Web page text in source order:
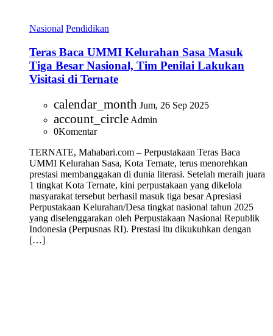
Nasional Pendidikan
Teras Baca UMMI Kelurahan Sasa Masuk
Tiga Besar Nasional, Tim Penilai Lakukan
Visitasi di Ternate
calendar_month Jum, 26 Sep 2025
account_circle Admin
0Komentar
TERNATE, Mahabari.com – Perpustakaan Teras Baca
UMMI Kelurahan Sasa, Kota Ternate, terus menorehkan
prestasi membanggakan di dunia literasi. Setelah meraih juara
1 tingkat Kota Ternate, kini perpustakaan yang dikelola
masyarakat tersebut berhasil masuk tiga besar Apresiasi
Perpustakaan Kelurahan/Desa tingkat nasional tahun 2025
yang diselenggarakan oleh Perpustakaan Nasional Republik
Indonesia (Perpusnas RI). Prestasi itu dikukuhkan dengan
[…]